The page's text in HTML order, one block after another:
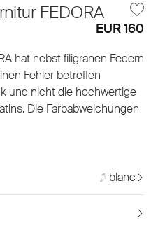
FEDORA
EUR 160
hat nebst filigranen Federn
Fehler betreffen
und nicht die hochwertige
Die Farbabweichungen
ersichtlich, fallen jedoch
nicht genau im Ort
höchster Anspruch,
immer alles seidig glatt.
einen liebevollen
blanc